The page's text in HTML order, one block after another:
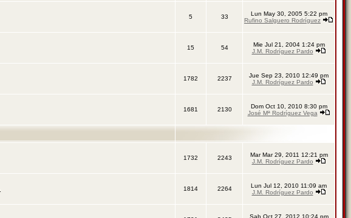
5 33
Lun May 30, 2005 5:22 pm
Rufino Salguero Rodríguez
15 54
Mie Jul 21, 2004 1:24 pm
J.M. Rodríguez Pardo
1782 2237
Jue Sep 23, 2010 12:49 pm
J.M. Rodríguez Pardo
1681 2130
Dom Oct 10, 2010 8:30 pm
José Mª Rodríguez Vega
1732 2243
Mar Mar 29, 2011 12:21 pm
J.M. Rodríguez Pardo
1814 2264
Lun Jul 12, 2010 11:09 am
J.M. Rodríguez Pardo
Sab Oct 27, 2012 10:24 pm